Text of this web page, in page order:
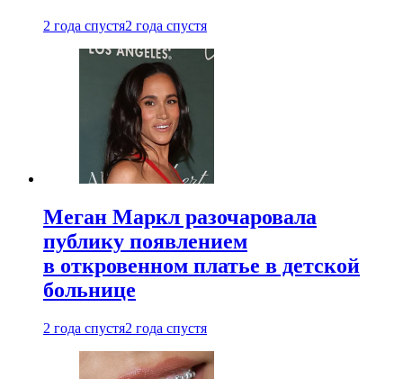
2 года спустя2 года спустя
Меган Маркл разочаровала
публику появлением
в откровенном платье в детской
больнице
2 года спустя2 года спустя